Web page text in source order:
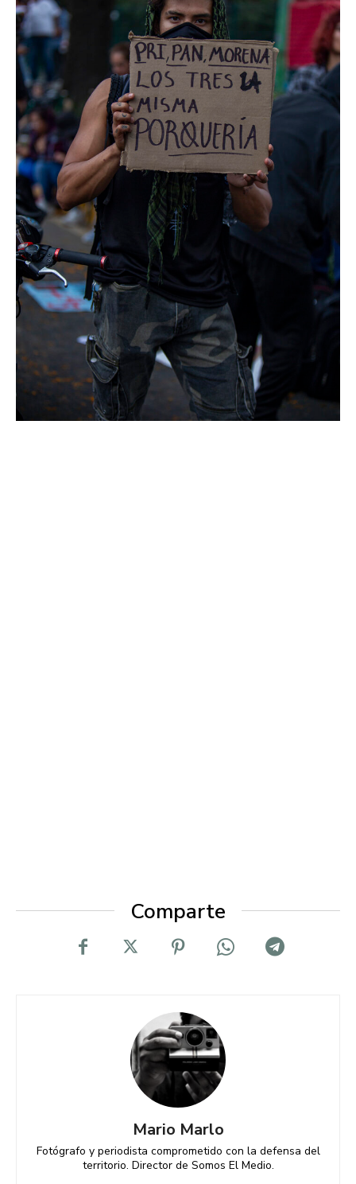
Comparte
Mario Marlo
Fotógrafo y periodista comprometido con la defensa del
territorio. Director de Somos El Medio.